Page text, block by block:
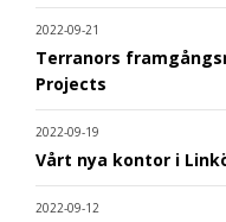
2022-09-21
Terranors
Projects
2022-09-19
Vårt nya kontor i
2022-09-12